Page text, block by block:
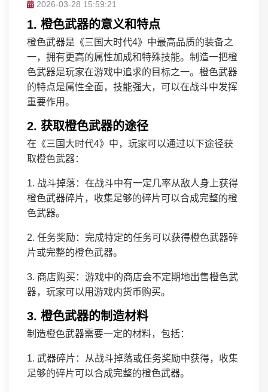
2026-03-28 15:59:21
1. 橙色武器的意义和特点
橙色武器是《三国大时代4》中最高品质的装备之
一，拥有更高的属性加成和特殊技能。制造一把橙
色武器是玩家在游戏中追求的目标之一。橙色武器
的特点是属性全面，技能强大，可以在战斗中发挥
重要作用。
2. 获取橙色武器的途径
在《三国大时代4》中，玩家可以通过以下途径获
取橙色武器：
1. 战斗掉落：在战斗中有一定几率从敌人身上获得
橙色武器碎片，收集足够的碎片可以合成完整的橙
色武器。
2. 任务奖励：完成特定的任务可以获得橙色武器碎
片或完整的橙色武器。
3. 商店购买：游戏中的商店会不定期地出售橙色武
器，玩家可以用游戏内货币购买。
3. 橙色武器的制造材料
制造橙色武器需要一定的材料，包括：
1. 武器碎片：从战斗掉落或任务奖励中获得，收集
足够的碎片可以合成完整的橙色武器。